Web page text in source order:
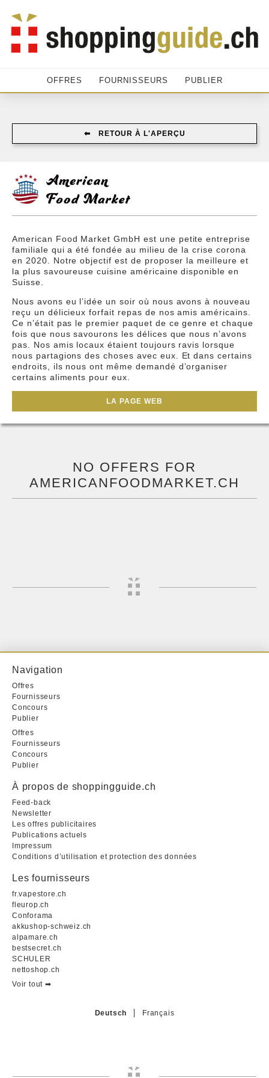
OFFRES FOURNISSEURS PUBLIER
⬅︎ RETOUR À L'APERÇU
American Food Market GmbH est une petite entreprise
familiale qui a été fondée au milieu de la crise corona
en 2020. Notre objectif est de proposer la meilleure et
la plus savoureuse cuisine américaine disponible en
Suisse.
Nous avons eu l’idée un soir où nous avons à nouveau
reçu un délicieux forfait repas de nos amis américains.
Ce n’était pas le premier paquet de ce genre et chaque
fois que nous savourons les délices que nous n’avons
pas. Nos amis locaux étaient toujours ravis lorsque
nous partagions des choses avec eux. Et dans certains
endroits, ils nous ont même demandé d’organiser
certains aliments pour eux.
LA PAGE WEB
NO OFFERS FOR
AMERICANFOODMARKET.CH
Navigation
Offres
Fournisseurs
Concours
Publier
Offres
Fournisseurs
Concours
Publier
À propos de shoppingguide.ch
Feed-back
Newsletter
Les offres publicitaires
Publications actuels
Impressum
Conditions d’utilisation et protection des données
Les fournisseurs
fr.vapestore.ch
fleurop.ch
Conforama
akkushop-schweiz.ch
alpamare.ch
bestsecret.ch
SCHULER
nettoshop.ch
Voir tout ➡︎
Deutsch Français